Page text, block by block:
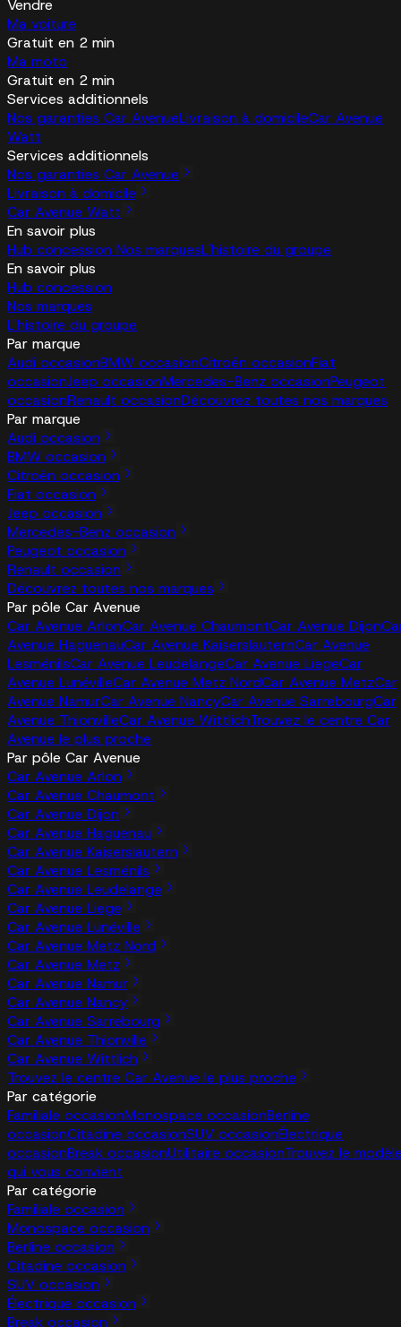
Vendre
Ma voiture
Gratuit en 2 min
Ma moto
Gratuit en 2 min
Services additionnels
Nos garanties Car AvenueLivraison à domicileCar Avenue
Watt
Services additionnels
Nos garanties Car Avenue
Livraison à domicile
Car Avenue Watt
En savoir plus
Hub concession Nos marquesL'histoire du groupe
En savoir plus
Hub concession
Nos marques
L'histoire du groupe
Par marque
Audi occasionBMW occasionCitroën occasionFiat
occasionJeep occasionMercedes-Benz occasionPeugeot
occasionRenault occasionDécouvrez toutes nos marques
Par marque
Audi occasion
BMW occasion
Citroën occasion
Fiat occasion
Jeep occasion
Mercedes-Benz occasion
Peugeot occasion
Renault occasion
Découvrez toutes nos marques
Par pôle Car Avenue
Car Avenue ArlonCar Avenue ChaumontCar Avenue Dijon
Avenue HaguenauCar Avenue KaiserslauternCar Avenue
LesménilsCar Avenue LeudelangeCar Avenue LiegeCar
Avenue LunévilleCar Avenue Metz NordCar Avenue MetzCar
Avenue NamurCar Avenue NancyCar Avenue SarrebourgCar
Avenue ThionvilleCar Avenue WittlichTrouvez le centre Car
Avenue le plus proche
Par pôle Car Avenue
Car Avenue Arlon
Car Avenue Chaumont
Car Avenue Dijon
Car Avenue Haguenau
Car Avenue Kaiserslautern
Car Avenue Lesménils
Car Avenue Leudelange
Car Avenue Liege
Car Avenue Lunéville
Car Avenue Metz Nord
Car Avenue Metz
Car Avenue Namur
Car Avenue Nancy
Car Avenue Sarrebourg
Car Avenue Thionville
Car Avenue Wittlich
Trouvez le centre Car Avenue le plus proche
Par catégorie
Familiale occasionMonospace occasionBerline
occasionCitadine occasionSUV occasionÉlectrique
occasionBreak occasionUtilitaire occasionTrouvez le
qui vous convient
Par catégorie
Familiale occasion
Monospace occasion
Berline occasion
Citadine occasion
SUV occasion
Électrique occasion
Break occasion